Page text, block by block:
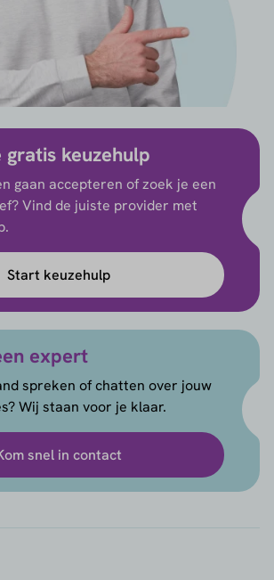
keuzehulp
gaan accepteren of zoek je een
Vind de juiste provider met
Start keuzehulp
expert
spreken of chatten over jouw
Wij staan voor je klaar.
snel in contact